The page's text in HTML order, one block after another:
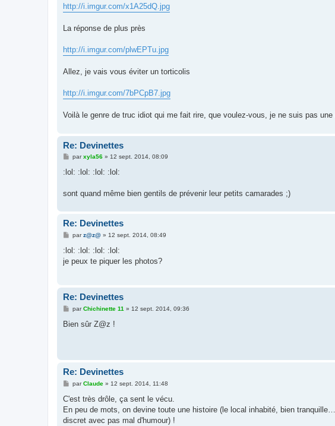
g
e
http://i.imgur.com/x1A25dQ.jpg
La réponse de plus près
http://i.imgur.com/plwEPTu.jpg
Allez, je vais vous éviter un torticolis
http://i.imgur.com/7bPCpB7.jpg
Voilà le genre de truc idiot qui me fait rire, que voulez-vous, je ne suis pas une
Re: Devinettes
M
s
g
parxyla56» 12 sept. 2014, 08:09
:lol: :lol: :lol: :lol:
sont quand même bien gentils de prévenir leur petits camarades ;)
Re: Devinettes
M
s
a
parz@z@» 12 sept. 2014, 08:49
:lol: :lol: :lol: :lol:
je peux te piquer les photos?
Re: Devinettes
M
s
parChichinette 11 » 12 sept. 2014, 09:36
Bien sûr Z@z !
Re: Devinettes
M
s
a
g
parClaude» 12 sept. 2014, 11:48
C'est très drôle, ça sent le vécu.
En peu de mots, on devine toute une histoire (le local inhabité, bien
discret avec pas mal d'humour) !